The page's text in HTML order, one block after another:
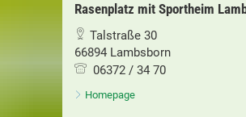
Rasenplatz mit Sportheim
Talstraße 30
66894 Lambsborn
06372 / 34 70
Homepage